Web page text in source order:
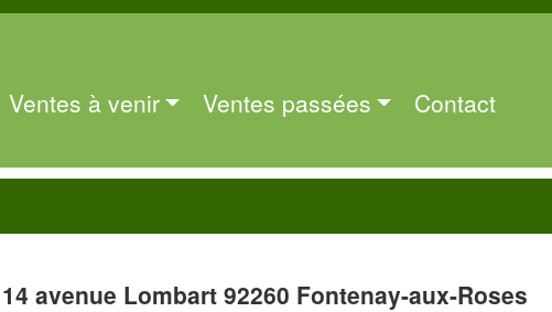
Ventes à venir Ventes passées Contact
avenue Lombart 92260 Fontenay-aux-Roses